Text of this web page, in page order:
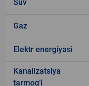
Suv
Gaz
Elektr energiyasi
Kanalizatsiya
tarmogʼi